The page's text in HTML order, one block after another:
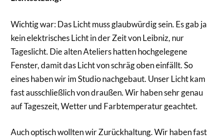
Wichtig war: Das Licht muss glaubwürdig sein. Es gab ja
kein elektrisches Licht in der Zeit von Leibniz, nur
Tageslicht. Die alten Ateliers hatten hochgelegene
Fenster, damit das Licht von schräg oben einfällt. So
eines haben wir im Studio nachgebaut. Unser Licht kam
fast ausschließlich von draußen. Wir haben sehr genau
auf Tageszeit, Wetter und Farbtemperatur geachtet.
Auch optisch wollten wir Zurückhaltung. Wir haben fast